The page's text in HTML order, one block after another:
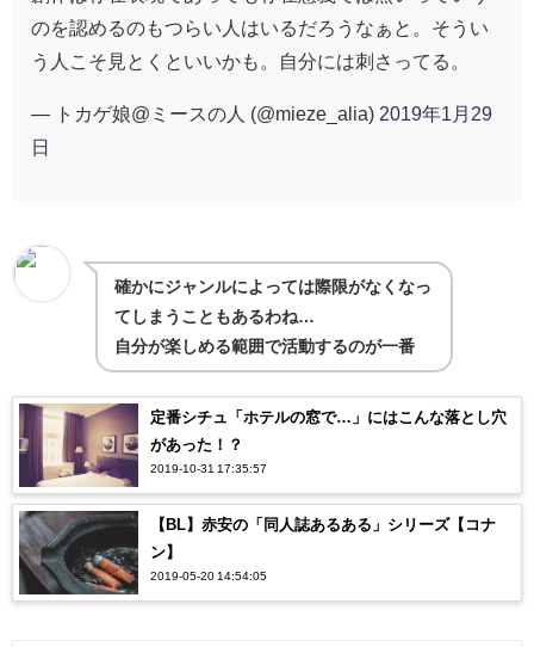
のを認めるのもつらい人はいるだろうなぁと。そうい
う人こそ見とくといいかも。自分には刺さってる。
— トカゲ娘@ミースの人 (@mieze_alia) 2019年1月29
日
確かにジャンルによっては際限がなくなっ
てしまうこともあるわね…
自分が楽しめる範囲で活動するのが一番
定番シチュ「ホテルの窓で…」にはこんな落とし穴
があった！？
2019-10-31 17:35:57
【BL】赤安の「同人誌あるある」シリーズ【コナ
ン】
2019-05-20 14:54:05